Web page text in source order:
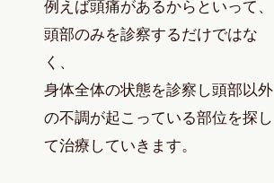
例えば頭痛があるからといって、
頭部のみを診察するだけではな
く、
身体全体の状態を診察し頭部以外
の不調が起こっている部位を探し
て治療していきます。